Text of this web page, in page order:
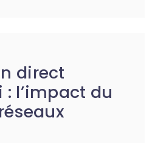
direct
: l’impact du